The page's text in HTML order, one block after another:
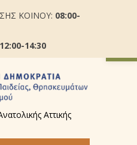
ΚΟΙΝΟΥ: 08:00-
12:00-14:30
Αττικής